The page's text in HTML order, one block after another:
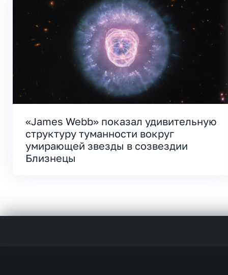
«James Webb» показал удивительную
структуру туманности вокруг
умирающей звезды в созвездии
Близнецы